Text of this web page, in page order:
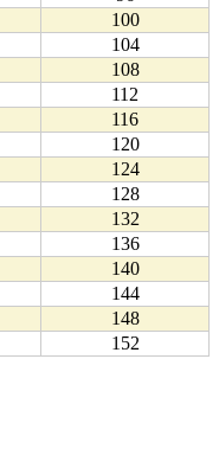
100
104
108
112
116
120
124
128
132
136
140
144
148
152